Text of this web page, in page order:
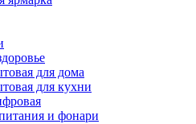
для дома
для кухни
и фонари